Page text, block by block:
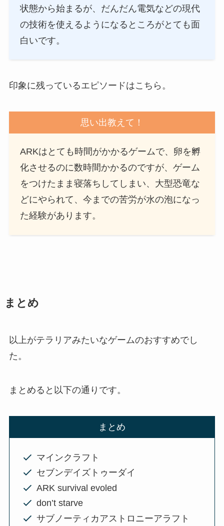
状態から始まるが、だんだん電気などの現代
の技術を使えるようになるところがとても面
白いです。
印象に残っているエピソードはこちら。
思い出教えて！
ARKはとても時間がかかるゲームで、卵を孵
化させるのに数時間かかるのですが、ゲーム
をつけたまま寝落ちしてしまい、大型恐竜な
どにやられて、今までの苦労が水の泡になっ
た経験があります。
まとめ
以上がテラリアみたいなゲームのおすすめでし
た。
まとめると以下の通りです。
まとめ
マインクラフト
セブンデイズトゥーダイ
ARK survival evoled
don’t starve
サブノーティカアストロニーアラフト